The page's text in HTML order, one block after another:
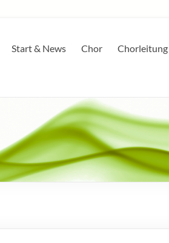
Start & News Chor Chorleitung